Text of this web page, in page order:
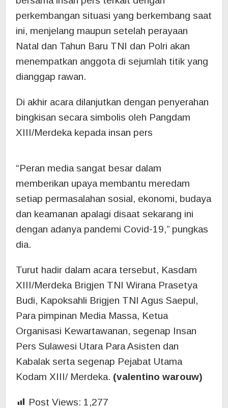
perkembangan situasi yang berkembang saat
ini, menjelang maupun setelah perayaan
Natal dan Tahun Baru TNI dan Polri akan
menempatkan anggota di sejumlah titik yang
dianggap rawan.
Di akhir acara dilanjutkan dengan penyerahan
bingkisan secara simbolis oleh Pangdam
XIII/Merdeka kepada insan pers
“Peran media sangat besar dalam
memberikan upaya membantu meredam
setiap permasalahan sosial, ekonomi, budaya
dan keamanan apalagi disaat sekarang ini
dengan adanya pandemi Covid-19,” pungkas
dia.
Turut hadir dalam acara tersebut, Kasdam
XIII/Merdeka Brigjen TNI Wirana Prasetya
Budi, Kapoksahli Brigjen TNI Agus Saepul,
Para pimpinan Media Massa, Ketua
Organisasi Kewartawanan, segenap Insan
Pers Sulawesi Utara Para Asisten dan
Kabalak serta segenap Pejabat Utama
Kodam XIII/ Merdeka. (valentino warouw)
Post Views: 1,277